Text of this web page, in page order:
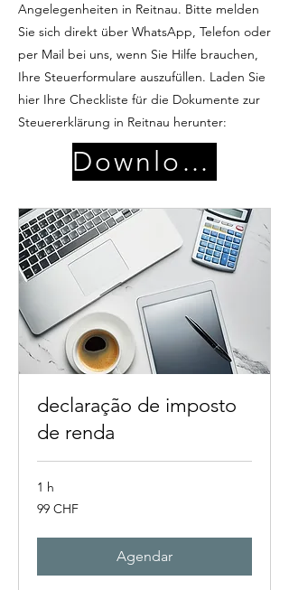
Angelegenheiten in Reitnau. Bitte melden
Sie sich direkt über WhatsApp, Telefon oder
per Mail bei uns, wenn Sie Hilfe brauchen,
Ihre Steuerformulare auszufüllen. Laden Sie
hier Ihre Checkliste für die Dokumente zur
Steuererklärung in Reitnau herunter:
Download
declaração de imposto
de renda
1 h
99
francos
99 CHF
Agendar